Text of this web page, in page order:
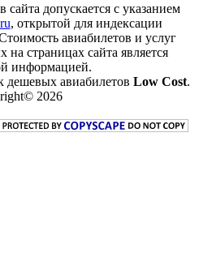
сайта допускается с указанием
, открытой для индексации
авиабилетов и услуг
страницах сайта является
информацией.
дешевых авиабилетов Low Cost.
2026